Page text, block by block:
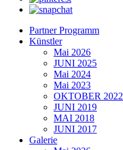
Partner Programm
Künstler
Mai 2026
JUNI 2025
Mai 2024
Mai 2023
OKTOBER 2022
JUNI 2019
MAI 2018
JUNI 2017
Galerie